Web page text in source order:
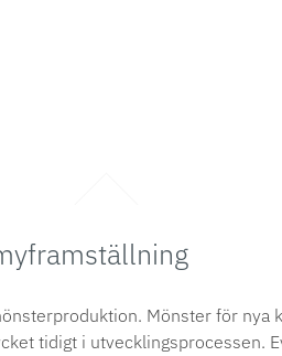
Mönster för nya
tidigt i utvecklingsprocessen.